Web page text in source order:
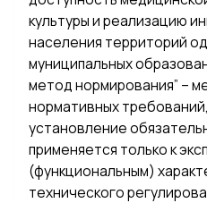
культуры и реализацию
населения территорий
муниципальных
метод нормирования” –
нормативных
установление
применяется только к
(функциональным)
технического